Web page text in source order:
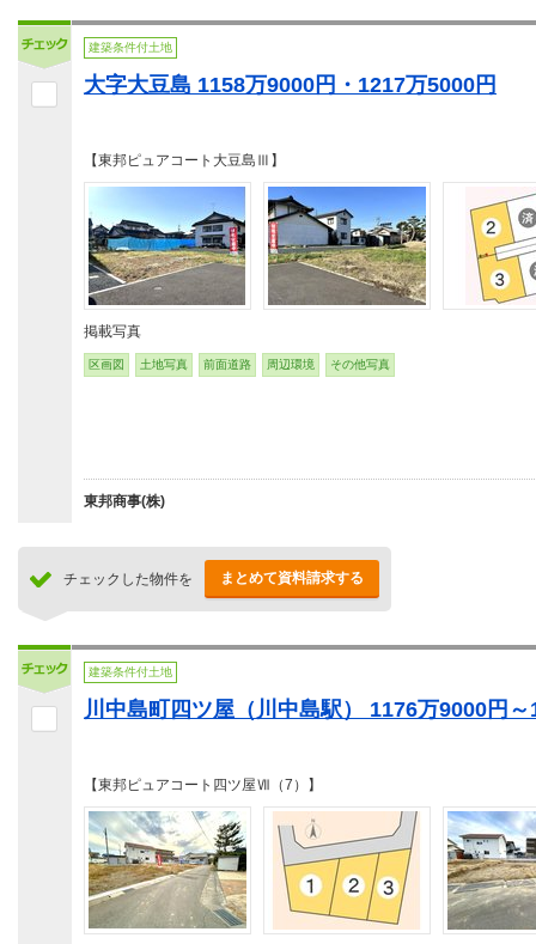
建築条件付土地
大字大豆島 1158万9000円・1217万5000円
【東邦ピュアコート大豆島Ⅲ】
掲載写真
区画図 土地写真 前面道路 周辺環境 その他写真
東邦商事(株)
チェックした物件を まとめて資料請求する
建築条件付土地
川中島町四ツ屋（川中島駅） 1176万9000円
【東邦ピュアコート四ツ屋Ⅶ（7）】